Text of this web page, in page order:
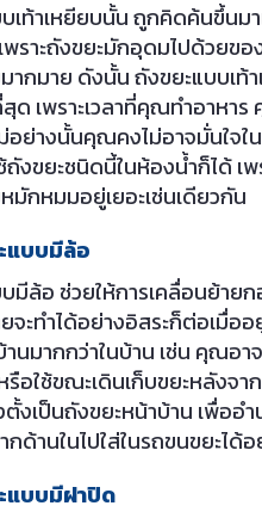
เท้าเหยียบนั้น ถูกคิดค้นขึ้นม
พราะถังขยะมักอุดมไปด้วยข
ากมาย ดังนั้น ถังขยะแบบเท้
ด เพราะเวลาที่คุณทำอาหา
อย่างนั้นคุณคงไม่อาจมั่นใจ
งขยะชนิดนี้ในห้องน้ำก็ได้ เพ
มักหมมอยู่เยอะเช่นเดียวกัน
แบบมีล้อ
มีล้อ ช่วยให้การเคลื่อนย้าย
จะทำได้อย่างอิสระก็ต่อเมื่อ
นมากกว่าในบ้าน เช่น คุณอ
อใช้ขณะเดินเก็บขยะหลังจ
ตั้งเป็นถังขยะหน้าบ้าน เพื่อ
กด้านในไปใส่ในรถขนขยะไ
แบบมีฝาปิด